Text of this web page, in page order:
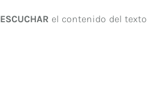
ESCUCHARel contenido del texto